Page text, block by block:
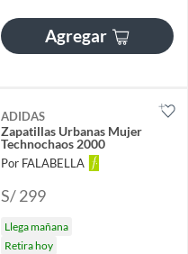
Agregar
ADIDAS
Zapatillas Urbanas Mujer
Technochaos 2000
Por FALABELLA
S/ 299
Llega mañana
Retira hoy